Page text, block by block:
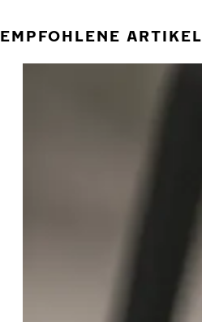
EMPFOHLENE ARTIKEL